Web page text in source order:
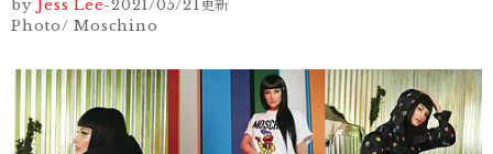
by Jess Lee-2021/05/21更新
Photo/ Moschino